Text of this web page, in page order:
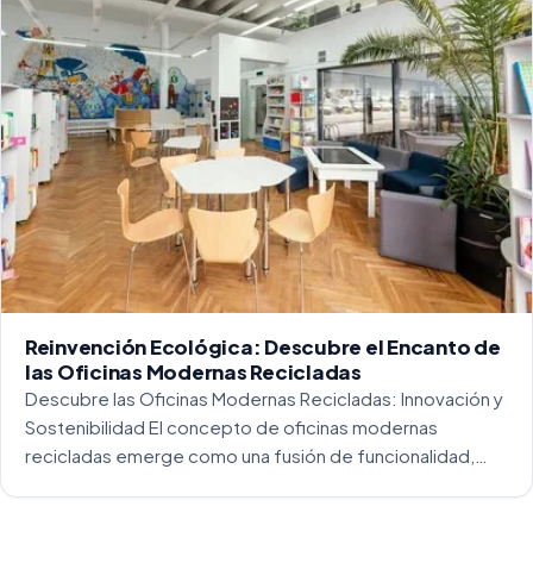
Reinvención Ecológica: Descubre el Encanto de
las Oficinas Modernas Recicladas
Descubre las Oficinas Modernas Recicladas: Innovación y
Sostenibilidad El concepto de oficinas modernas
recicladas emerge como una fusión de funcionalidad,